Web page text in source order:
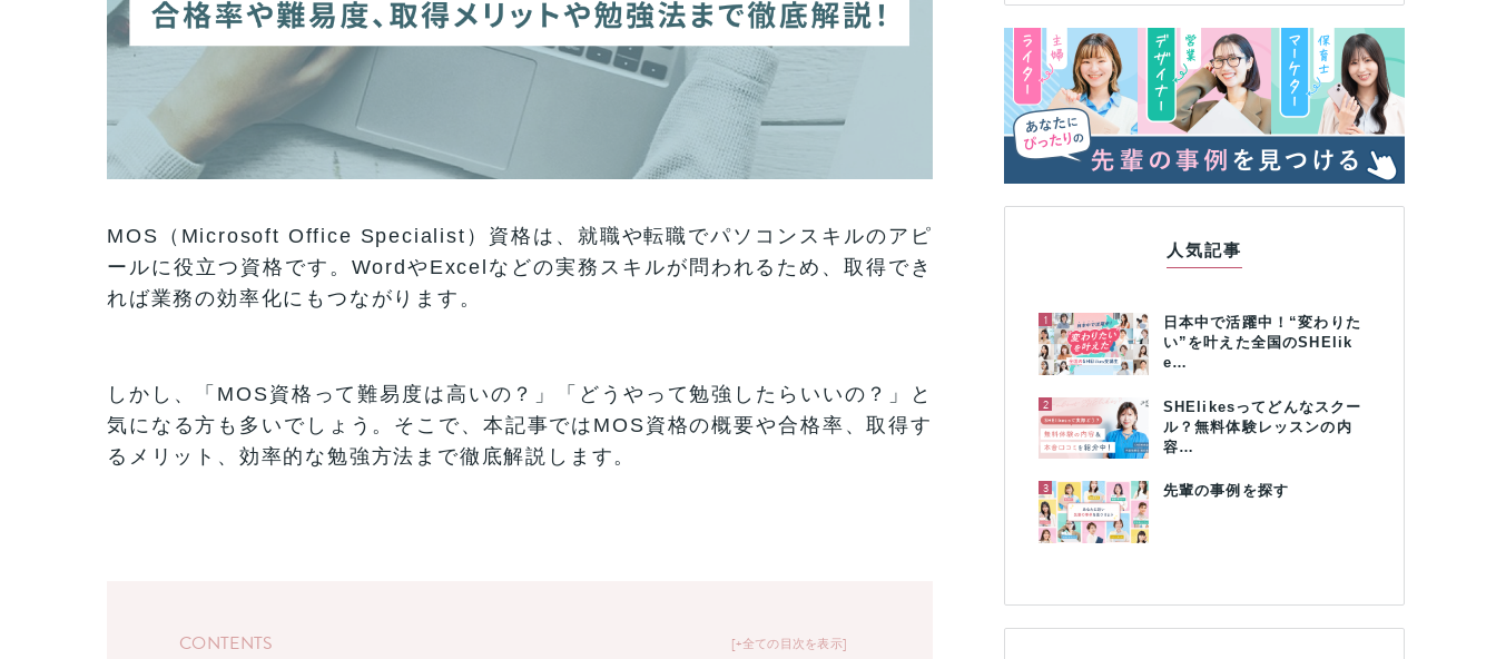
MOS（Microsoft Office Specialist）資格は、就職や転職でパソコンスキルのアピ
ールに役立つ資格です。WordやExcelなどの実務スキルが問われるため、取得でき
れば業務の効率化にもつながります。
しかし、「MOS資格って難易度は高いの？」「どうやって勉強したらいいの？」と
気になる方も多いでしょう。そこで、本記事ではMOS資格の概要や合格率、取得す
るメリット、効率的な勉強方法まで徹底解説します。
+全ての目次を表示
CONTENTS
人気記事
1
日本中で活躍中！“変わりた
い”を叶えた全国のSHElik
e…
2
SHElikesってどんなスクー
ル？無料体験レッスンの内
容…
3 先輩の事例を探す